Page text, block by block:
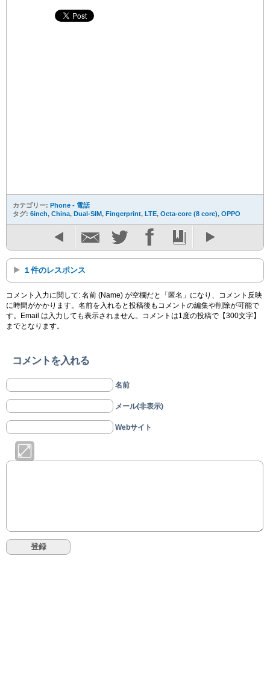
カテゴリー: Phone - 電話
タグ: 6inch, China, Dual-SIM, Fingerprint, LTE, Octa-core (8 core), OPPO
１件のレスポンス
コメント入力に関して: 名前 (Name) が空欄だと「匿名」になり、コメント反映
に時間がかかります。名前を入れると投稿後もコメントの編集や削除が可能で
す。Email は入力しても表示されません。コメントは1度の投稿で【300文字】
までとなります。
コメントを入れる
名前
メール(非表示)
Webサイト